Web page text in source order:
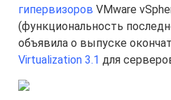
гипервизоров VMware
(функциональность
объявила о выпуске
Virtualization 3.1 для